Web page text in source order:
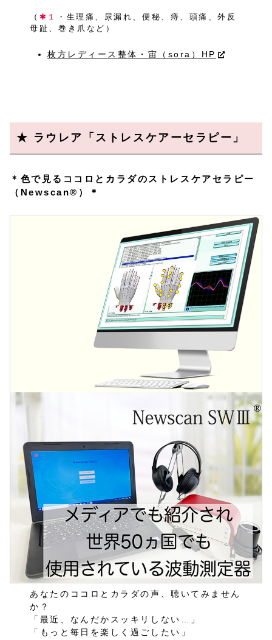
（ ✱１
・生理痛、尿漏れ、便秘、痔、頭痛、外反
母趾、巻き爪など）
枚方レディース整体・宙（sora）HP
★ ラウレア「ストレスケアーセラピー」
＊色で見るココロとカラダのストレスケアセラピー
（Newscan®）＊
あなたのココロとカラダの声、聴いてみません
か？
「最近、なんだかスッキリしない…」
「もっと毎日を楽しく過ごしたい」